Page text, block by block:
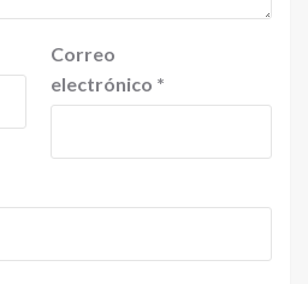
Correo
electrónico *